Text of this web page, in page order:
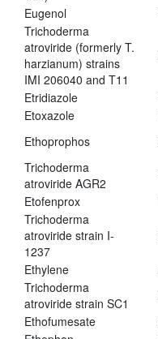
Eugenol
Trichoderma
atroviride (formerly T.
harzianum) strains
IMI 206040 and T11
Etridiazole
Etoxazole
Ethoprophos
Trichoderma
atroviride AGR2
Etofenprox
Trichoderma
atroviride strain I-
1237
Ethylene
Trichoderma
atroviride strain SC1
Ethofumesate